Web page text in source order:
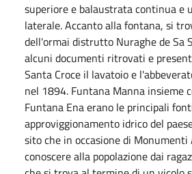
superiore e balaustrata continua e
laterale. Accanto alla fontana, si
dell'ormai distrutto Nuraghe de Sa
alcuni documenti ritrovati e
Santa Croce il lavatoio e
nel 1894. Funtana Manna insieme
Funtana Ena erano le principali
approviggionamento idrico del
sito che in occasione di
conoscere alla popolazione dai